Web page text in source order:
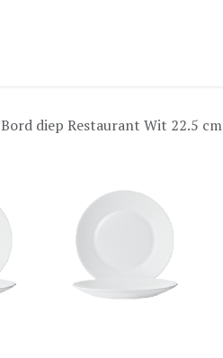
Bord diep Restaurant Wit 22.5 cm